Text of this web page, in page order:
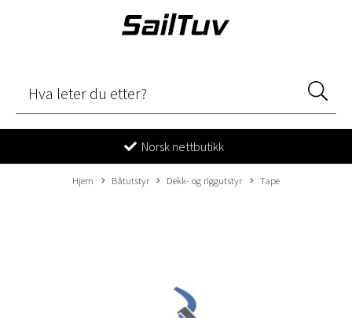
Norsk nettbutikk
Hjem Båtutstyr Dekk- og riggutstyr Tape